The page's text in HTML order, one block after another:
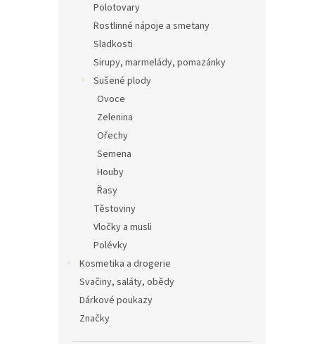
Polotovary
Rostlinné nápoje a smetany
Sladkosti
Sirupy, marmelády, pomazánky
Sušené plody
Ovoce
Zelenina
Ořechy
Semena
Houby
Řasy
Těstoviny
Vločky a musli
Polévky
Kosmetika a drogerie
Svačiny, saláty, obědy
Dárkové poukazy
Značky